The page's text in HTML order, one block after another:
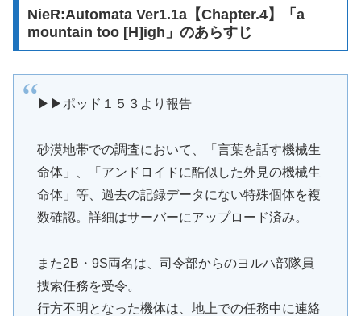
NieR:Automata Ver1.1a【Chapter.4】「a
mountain too [H]igh」のあらすじ
▶▶ポッド１５３より報告
砂漠地帯での調査において、「言葉を話す機械生
命体」、「アンドロイドに酷似した外見の機械生
命体」等、過去の記録データにない特殊個体を複
数確認。詳細はサーバーにアップロード済み。
また2B・9S両名は、司令部からのヨルハ部隊員
捜索任務を受令。
行方不明となった機体は、地上での任務中に連絡